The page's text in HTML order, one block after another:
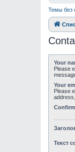
Темы без
Your
Please
Your
Please
Текст